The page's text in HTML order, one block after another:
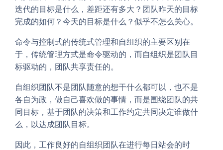
迭代的目标是什么，差距还有多大？团队昨天的目标
完成的如何？今天的目标是什么？似乎不怎么关心。
命令与控制式的传统式管理和自组织的主要区别在
于，传统管理方式是命令驱动的，而自组织是团队目
标驱动的，团队共享责任的。
自组织团队不是团队随意的想干什么都可以，也不是
各自为政，做自己喜欢做的事情，而是围绕团队的共
同目标，基于团队的决策和工作约定共同决定谁做什
么，以达成团队目标。
因此，工作良好的自组织团队在进行每日站会的时